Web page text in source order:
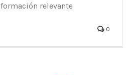
relevante
0